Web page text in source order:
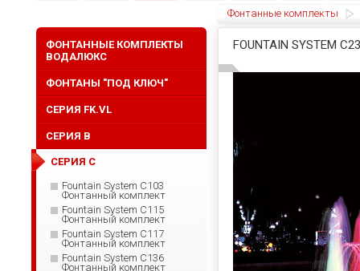
Фонтанные комплекты
FOUNTAIN SYSTEM
ФОНТАННЫЕ КОМПЛЕКТЫ
ВОДАЛЮКС
ФОНТАНЫ "ПОД КЛЮЧ"
СЕРИЯ FK.VL
СЕРИЯ B
СЕРИЯ C
Fountain System C103
Фонтанный комплект
Fountain System C115
Фонтанный комплект
Fountain System C117
Фонтанный комплект
Fountain System C136
Фонтанный комплект